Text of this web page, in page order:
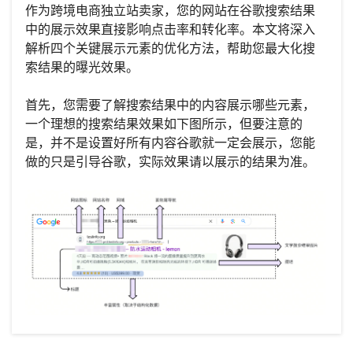
作为跨境电商独立站卖家，您的网站在谷歌搜索结果
中的展示效果直接影响点击率和转化率。本文将深入
解析四个关键展示元素的优化方法，帮助您最大化搜
索结果的曝光效果。
首先，您需要了解搜索结果中的内容展示哪些元素，
一个理想的搜索结果效果如下图所示，但要注意的
是，并不是设置好所有内容谷歌就一定会展示，您能
做的只是引导谷歌，实际效果请以展示的结果为准。